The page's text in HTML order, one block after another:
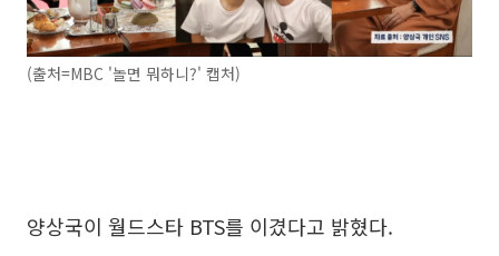
(출처=MBC '놀면 뭐하니?' 캡처)
양상국이 월드스타 BTS를 이겼다고 밝혔다.